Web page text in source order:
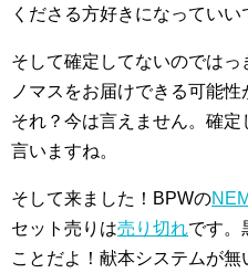
くださる方好きになっていい
そして確定してないのでは
ノマスをお届けできる可能
それ？今は言えません。確
言いますね。
そして来ました！BPWの
セット売りは売り切れです。
ことだよ！献本システムが無